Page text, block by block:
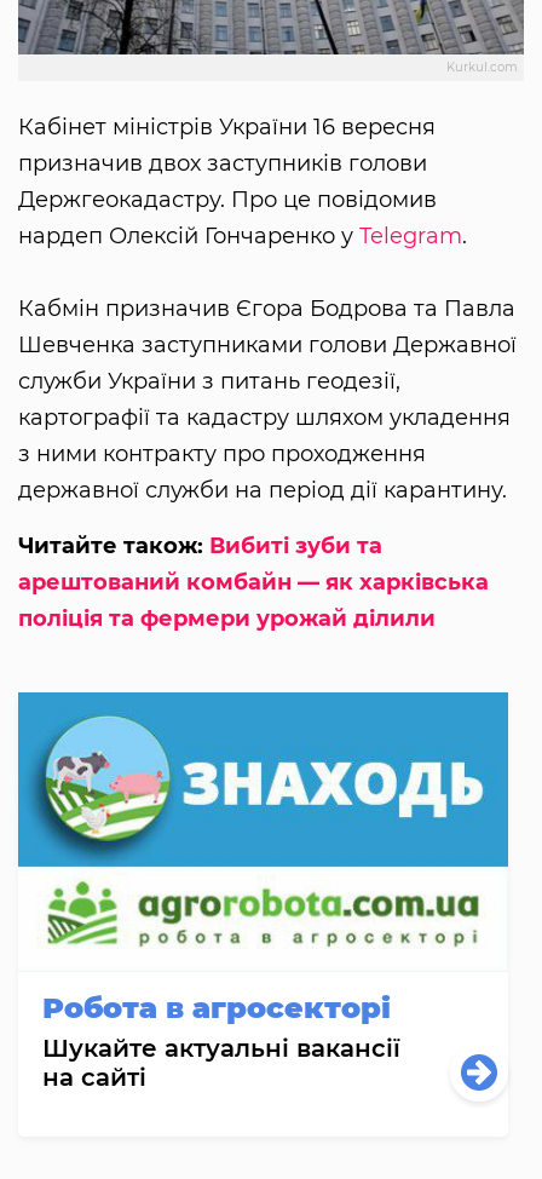
Kurkul.com
Кабінет міністрів України 16 вересня
призначив двох заступників голови
Держгеокадастру. Про це повідомив
нардеп Олексій Гончаренко у Telegram.
Кабмін призначив Єгора Бодрова та Павла
Шевченка заступниками голови Державної
служби України з питань геодезії,
картографії та кадастру шляхом укладення
з ними контракту про проходження
державної служби на період дії карантину.
Читайте також: Вибиті зуби та
арештований комбайн — як харківська
поліція та фермери урожай ділили
Робота в агросекторі
Шукайте актуальні вакансії
на сайті